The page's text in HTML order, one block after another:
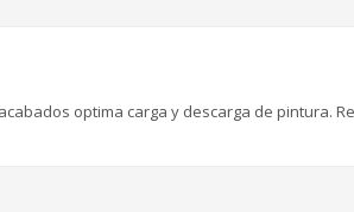
optima carga y descarga de pintura.